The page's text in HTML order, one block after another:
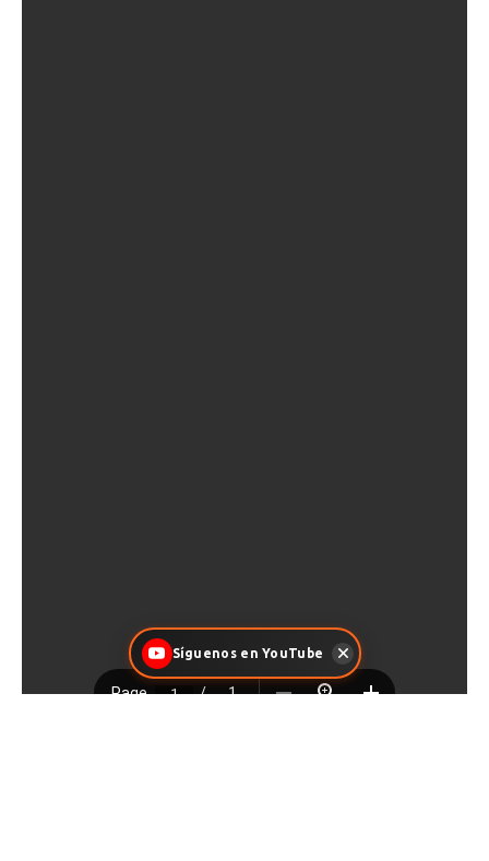
Síguenos en YouTube